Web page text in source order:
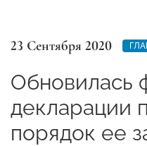
23 Сентября 2020
Обновилась
декларации
порядок ее